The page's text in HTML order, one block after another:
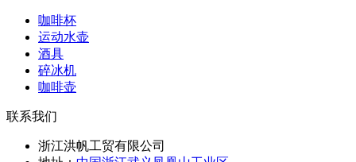
咖啡杯
运动水壶
酒具
碎冰机
咖啡壶
联系我们
浙江洪帆工贸有限公司